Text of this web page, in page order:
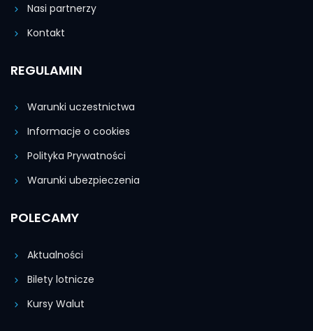
Nasi partnerzy
Kontakt
REGULAMIN
Warunki uczestnictwa
Informacje o cookies
Polityka Prywatności
Warunki ubezpieczenia
POLECAMY
Aktualności
Bilety lotnicze
Kursy Walut